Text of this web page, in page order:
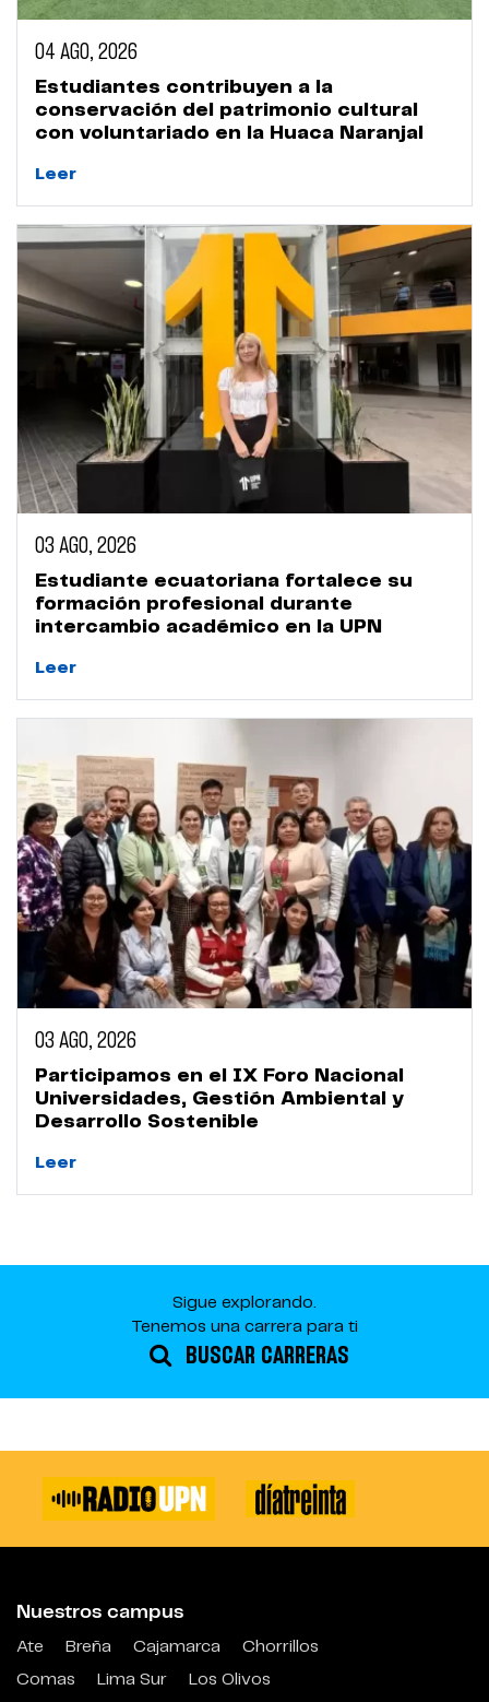
04 AGO, 2026
Estudiantes contribuyen a la
conservación del patrimonio cultural
con voluntariado en la Huaca Naranjal
Leer
03 AGO, 2026
Estudiante ecuatoriana fortalece su
formación profesional durante
intercambio académico en la UPN
Leer
03 AGO, 2026
Participamos en el IX Foro Nacional
Universidades, Gestión Ambiental y
Desarrollo Sostenible
Leer
Sigue explorando.
Tenemos una carrera para ti
BUSCAR CARRERAS
Nuestros campus
Ate Breña Cajamarca
Chorrillos
Comas
Lima Sur
Los Olivos